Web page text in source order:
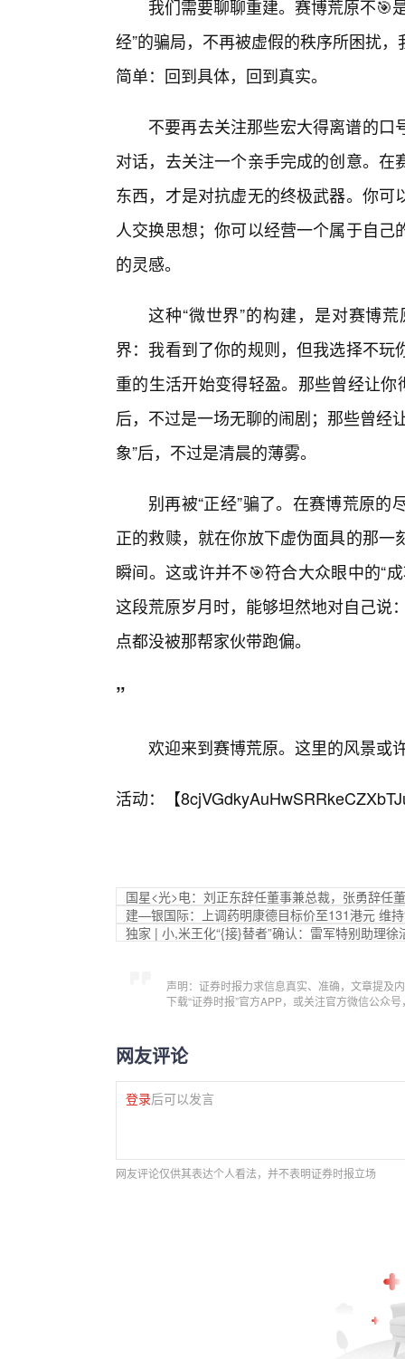
我们需要聊聊重建。赛博荒原不🎯
经”的骗局，不再被虚假的秩序所困扰
简单：回到具体，回到真实。
不要再去关注那些宏大得离谱的
对话，去关注一个亲手完成的创意。
东西，才是对抗虚无的终极武器。你
人交换思想；你可以经营一个属于自
的灵感。
这种“微世界”的构建，是对赛博
界：我看到了你的规则，但我选择不
重的生活开始变得轻盈。那些曾经让
后，不过是一场无聊的闹剧；那些曾经
象”后，不过是清晨的薄雾。
别再被“正经”骗了。在赛博荒原
正的救赎，就在你放下虚伪面具的那
瞬间。这或许并不🎯符合大众眼中的“
这段荒原岁月时，能够坦然地对自己说
点都没被那帮家伙带跑偏。
”
欢迎来到赛博荒原。这里的风景或
活动：【
国星<光>电：刘正东辞任董事兼总裁，张勇辞任
建—银国际：上调药明康德目标价至131港元 维持
独家 | 小,米王化“{接}替者”确认：雷军特别助理
声明：证券时报力求信息真实、准确，文章提及
下载“证券时报”官方APP，或关注官方微信公众
网友评论
登录后可以发言
网友评论仅供其表达个人看法，并不表明证券时报立场